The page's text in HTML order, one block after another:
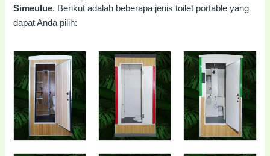
Simeulue. Berikut adalah beberapa jenis toilet portable yang
dapat Anda pilih: